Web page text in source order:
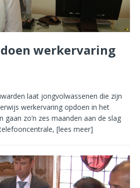
werkervaring
laat jongvolwassenen die zijn
werkervaring opdoen in het
gaan zo’n zes maanden aan de slag
[lees meer]